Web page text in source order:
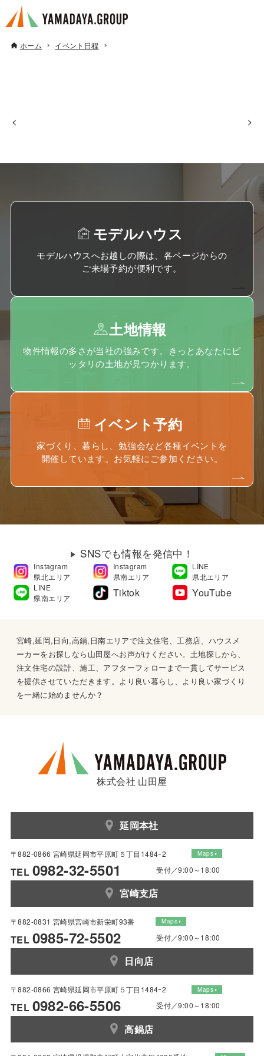
ホーム イベント日程
モデルハウス
モデルハウスへお越しの際は、各ページからの
ご来場予約が便利です。
土地情報
物件情報の多さが当社の強みです。きっとあなたにピ
ッタリの土地が見つかります。
イベント予約
家づくり、暮らし、勉強会など各種イベントを
開催しています。お気軽にご参加ください。
SNSでも情報を発信中！
Instagram
県北エリア
Instagram
県南エリア
LINE
県北エリア
LINE
県南エリア
Tiktok YouTube
宮崎,延岡,日向,高鍋,日南エリアで注文住宅、工務店、ハウスメ
ーカーをお探しなら山田屋へお声がけください。土地探しから、
注文住宅の設計、施工、アフターフォローまで一貫してサービス
を提供させていただきます。より良い暮らし、より良い家づくり
を一緒に始めませんか？
株式会社 山田屋
延岡本社
〒882-0866 宮崎県延岡市平原町５丁目1484ｰ2 Maps
TEL 0982-32-5501 受付／9:00～18:00
宮崎支店
〒882-0831 宮崎県宮崎市新栄町93番 Maps
TEL 0985-72-5502 受付／9:00～18:00
日向店
〒882-0866 宮崎県延岡市平原町５丁目1484ｰ2 Maps
TEL 0982-66-5506 受付／9:00～18:00
高鍋店